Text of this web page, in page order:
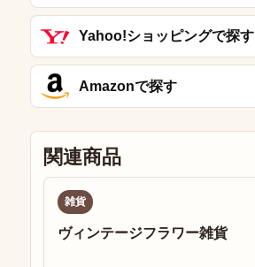
Yahoo!ショッピングで探す
Amazonで探す
関連商品
雑貨
ヴィンテージフラワー雑貨